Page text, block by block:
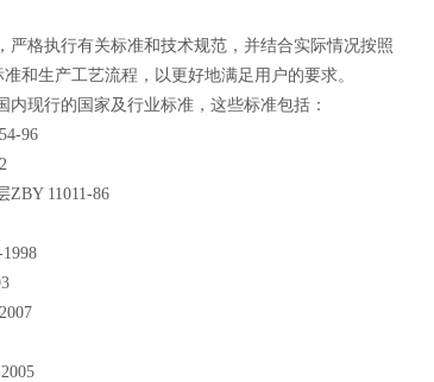
格执行有关标准和技术规范，并结合实际情况按照
和生产工艺流程，以更好地满足用户的要求。
现行的国家及行业标准，这些标准包括：
96
ZBY 11011-86